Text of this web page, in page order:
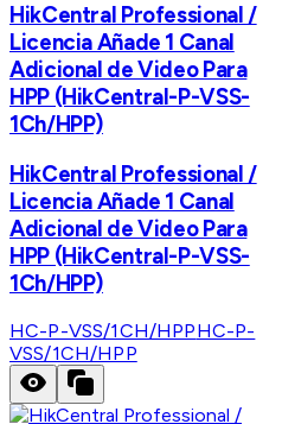
HikCentral Professional /
Licencia Añade 1 Canal
Adicional de Video Para
HPP (HikCentral-P-VSS-
1Ch/HPP)
HikCentral Professional /
Licencia Añade 1 Canal
Adicional de Video Para
HPP (HikCentral-P-VSS-
1Ch/HPP)
HC-P-VSS/1CH/HPPHC-P-
VSS/1CH/HPP